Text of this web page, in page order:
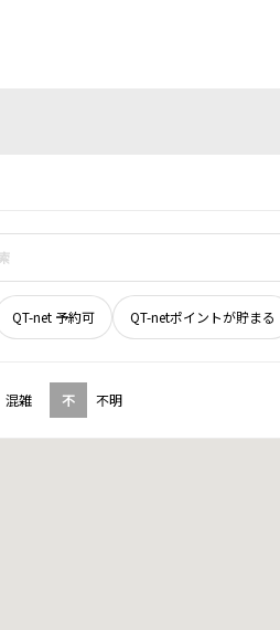
QT-net 予約可 QT-netポイントが貯まる
混雑 不 不明